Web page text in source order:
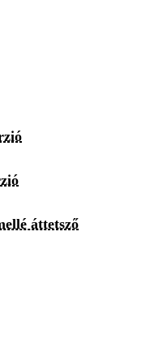
áttetsző